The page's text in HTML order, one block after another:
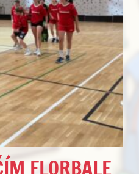
FLORBALE